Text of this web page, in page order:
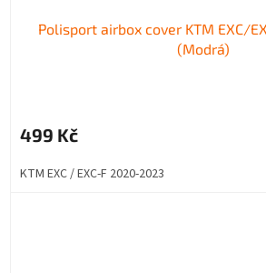
Polisport airbox cover KTM EXC/
(Modrá)
499 Kč
KTM EXC / EXC-F 2020-2023